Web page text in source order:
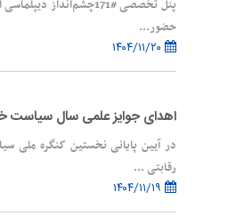
حضور...
اهدای جوایز علمی سال سیاست
در آیین پایانی نخستین کنگره
رقابتی ...